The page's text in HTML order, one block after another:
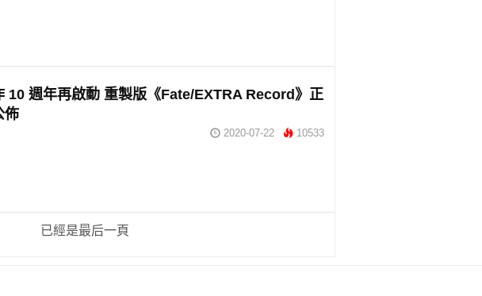
10 週年再啟動 重製版《Fate/EXTRA Record》正
佈
2020-07-22 10533
已經是最后一頁